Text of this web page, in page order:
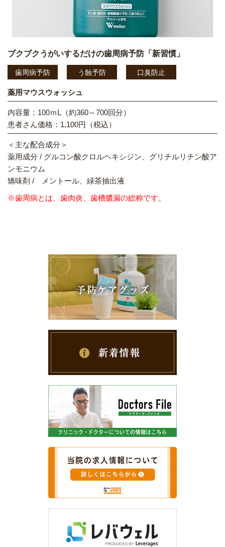
ブクブクうがいするだけの歯周病予防「新習慣」
歯周病予防 う蝕予防 口臭防止
薬用マウスウォッシュ
内容量：100ｍL（約360～700回分）
患者さん価格：1,100円（税込）
＜主な配合成分＞
薬用成分 / グルコン酸クロルヘキシジン、グリチルリチン酸ア
ンモニウム
矯味剤 / メントール、緑茶抽出液
※歯周病とは、歯肉炎、歯槽膿漏の総称です。